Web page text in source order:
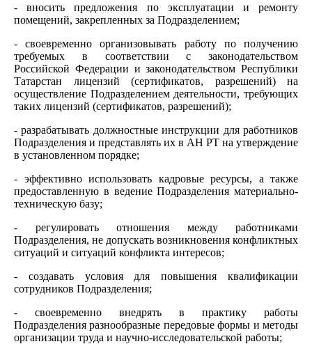
- вносить предложения по эксплуатации и ремонту
помещений, закрепленных за Подразделением;
- своевременно организовывать работу по получению
требуемых в соответствии с законодательством
Российской Федерации и законодательством Республики
Татарстан лицензий (сертификатов, разрешений) на
осуществление Подразделением деятельности, требующих
таких лицензий (сертификатов, разрешений);
- разрабатывать должностные инструкции для работников
Подразделения и представлять их в АН РТ на утверждение
в установленном порядке;
- эффективно использовать кадровые ресурсы, а также
предоставленную в ведение Подразделения материально-
техническую базу;
- регулировать отношения между работниками
Подразделения, не допускать возникновения конфликтных
ситуаций и ситуаций конфликта интересов;
- создавать условия для повышения квалификации
сотрудников Подразделения;
- своевременно внедрять в практику работы
Подразделения разнообразные передовые формы и методы
организации труда и научно-исследовательской работы;